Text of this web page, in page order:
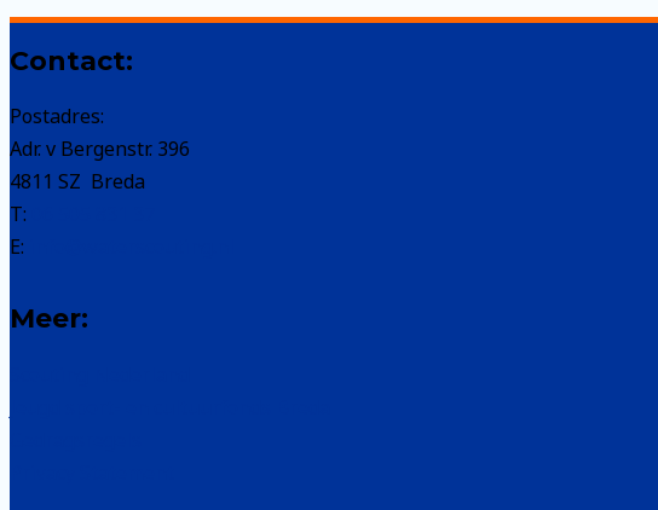
Contact:
Postadres:
Adr. v Bergenstr. 396
4811 SZ Breda
T:
E:
Meer: